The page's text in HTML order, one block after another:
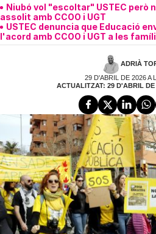
Niubó vol "escoltar" USTEC però
assolit amb CCOO i UGT
USTEC denuncia que Educació
l'acord amb CCOO i UGT a les
ADRIÀ
29 D'ABRIL DE 2026 A
ACTUALITZAT: 29 D'ABRIL